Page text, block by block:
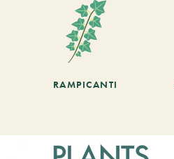
RAMPICANTI